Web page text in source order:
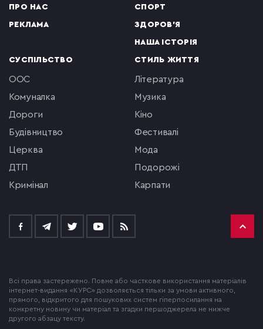
ПРО НАС
РЕКЛАМА
СПОРТ
ЗДОРОВ'Я
НАША ІСТОРІЯ
СУСПІЛЬСТВО
ООС
комуналка
Дороги
будівництво
церква
ДТП
кримінал
СТИЛЬ ЖИТТЯ
література
музика
кіно
фестивалі
мода
подорожі
Карпати
Всі права застережено. Повне або часткове використання матеріалів
інтернет-видання «КУРС» дозволяється тільки за умови активного,
прямого, відкритого для пошукових систем гіперпосилання на
конкретну новину чи матеріал та згадки першоджерела не нижче
другого абзацу тексту.